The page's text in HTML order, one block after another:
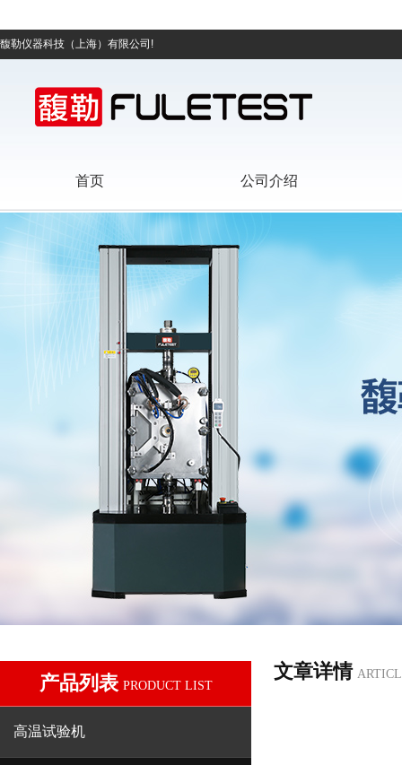
馥勒仪器科技（上海）有限公司!
首页 公司介绍
产品列表 PRODUCT LIST
高温试验机
文章详情